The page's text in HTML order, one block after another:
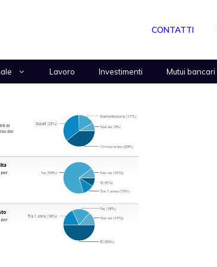
CONTATTI
Lavoro Investimenti Mutui bancari